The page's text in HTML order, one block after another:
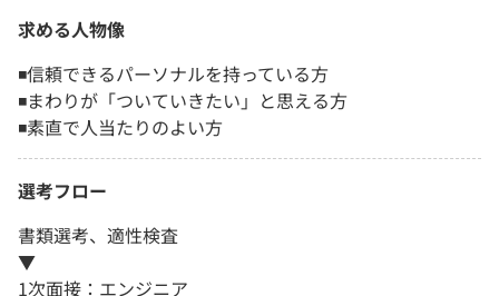
求める人物像
◾️信頼できるパーソナルを持っている方
◾️まわりが「ついていきたい」と思える方
◾️素直で人当たりのよい方
選考フロー
書類選考、適性検査
▼
1次面接：エンジニア